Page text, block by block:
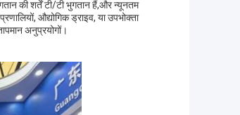
की शर्तें टी/टी भुगतान हैं,और न्यूनतम
औद्योगिक ड्राइव, या उपभोक्ता
अनुप्रयोगों।